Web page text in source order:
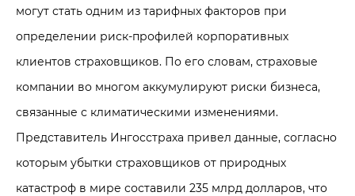
могут стать одним из тарифных факторов при
определении риск-профилей корпоративных
клиентов страховщиков. По его словам, страховые
компании во многом аккумулируют риски бизнеса,
связанные с климатическими изменениями.
Представитель Ингосстраха привел данные, согласно
которым убытки страховщиков от природных
катастроф в мире составили 235 млрд долларов, что